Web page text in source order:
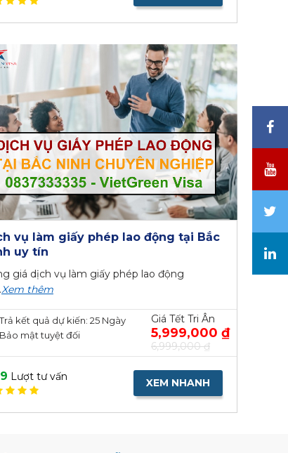
vụ làm giấy phép lao động tại Bắc
uy tín
giá dịch vụ làm giấy phép lao động
Xem thêm
kết quả dự kiến: 25 Ngày
Bảo mật tuyệt đối
Giá Tết Tri Ân
5,999,000 ₫
6,999,000 ₫
Lượt tư vấn XEM NHANH